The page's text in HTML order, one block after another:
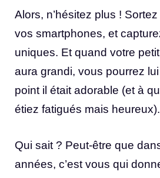
Alors, n’hésitez plus !
vos smartphones, et
uniques. Et quand votre
aura grandi, vous pourrez
point il était adorable (et à
étiez fatigués mais heureux).
Qui sait ? Peut-être que
années, c’est vous qui